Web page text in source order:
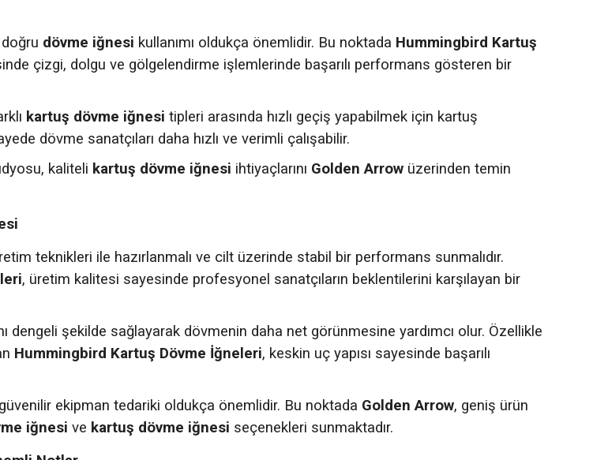
dövme iğnesi kullanımı oldukça önemlidir. Bu noktada Hummingbird Kartuş
çizgi, dolgu ve gölgelendirme işlemlerinde başarılı performans gösteren bir
kartuş dövme iğnesi tipleri arasında hızlı geçiş yapabilmek için kartuş
dövme sanatçıları daha hızlı ve verimli çalışabilir.
kaliteli kartuş dövme iğnesi ihtiyaçlarını Golden Arrow üzerinden temin
teknikleri ile hazırlanmalı ve cilt üzerinde stabil bir performans sunmalıdır.
, üretim kalitesi sayesinde profesyonel sanatçıların beklentilerini karşılayan bir
dengeli şekilde sağlayarak dövmenin daha net görünmesine yardımcı olur. Özellikle
Hummingbird Kartuş Dövme İğneleri, keskin uç yapısı sayesinde başarılı
ekipman tedariki oldukça önemlidir. Bu noktada Golden Arrow, geniş ürün
iğnesi ve kartuş dövme iğnesi seçenekleri sunmaktadır.